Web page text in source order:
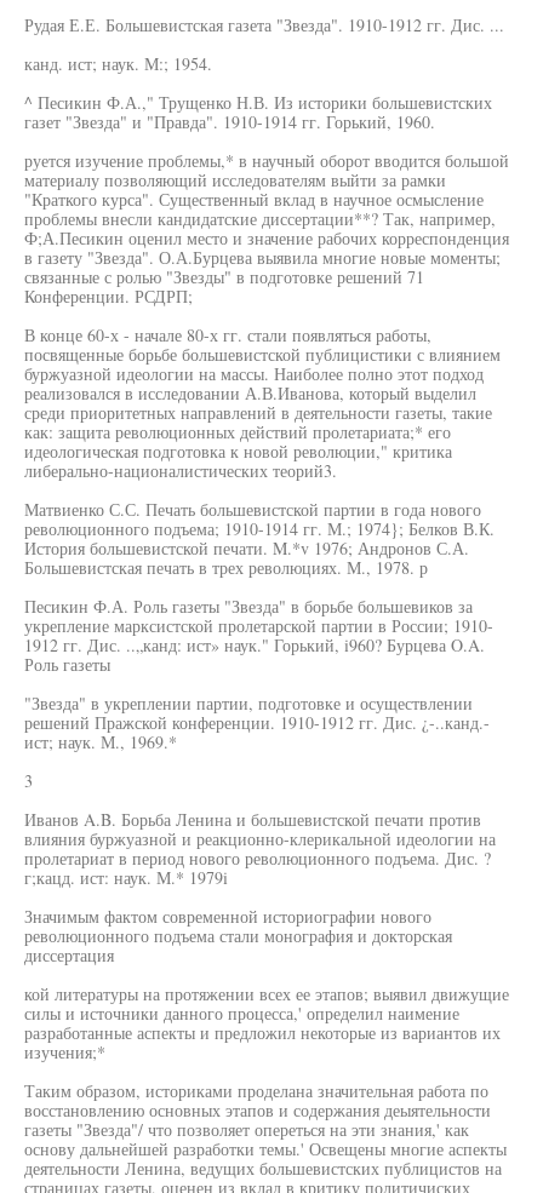
Рудая Е.Е. Большевистская газета "Звезда". 1910-1912 гг. Дис. ...
канд. ист; наук. М:; 1954.
^ Песикин Ф.А.," Трущенко Н.В. Из историки большевистских
газет "Звезда" и "Правда". 1910-1914 гг. Горький, 1960.
руется изучение проблемы,* в научный оборот вводится большой
материалу позволяющий исследователям выйти за рамки
"Краткого курса". Существенный вклад в научное осмысление
проблемы внесли кандидатские диссертации**? Так, например,
Ф;А.Песикин оценил место и значение рабочих корреспонденция
в газету "Звезда". О.А.Бурцева выявила многие новые моменты;
связанные с ролью "Звезды" в подготовке решений 71
Конференции. РСДРП;
В конце 60-х - начале 80-х гг. стали появляться работы,
посвященные борьбе большевистской публицистики с влиянием
буржуазной идеологии на массы. Наиболее полно этот подход
реализовался в исследовании А.В.Иванова, который выделил
среди приоритетных направлений в деятельности газеты, такие
как: защита революционных действий пролетариата;* его
идеологическая подготовка к новой революции," критика
либерально-националистических теорий3.
Матвиенко С.С. Печать большевистской партии в года нового
революционного подъема; 1910-1914 гг. М.; 1974}; Белков В.К.
История большевистской печати. M.*v 1976; Андронов С.А.
Большевистская печать в трех революциях. М., 1978. р
Песикин Ф.А. Роль газеты "Звезда" в борьбе большевиков за
укрепление марксистской пролетарской партии в России; 1910-
1912 гг. Дис. ..„канд: ист» наук." Горький, i960? Бурцева O.A.
Роль газеты
"Звезда" в укреплении партии, подготовке и осуществлении
решений Пражской конференции. 1910-1912 гг. Дис. ¿-..канд.-
ист; наук. М., 1969.*
3
Иванов A.B. Борьба Ленина и большевистской печати против
влияния буржуазной и реакционно-клерикальной идеологии на
пролетариат в период нового революционного подъема. Дис. ?
г;кацд. ист: наук. М.* 1979i
Значимым фактом современной историографии нового
революционного подъема стали монография и докторская
диссертация
кой литературы на протяжении всех ее этапов; выявил движущие
силы и источники данного процесса,' определил наимение
разработанные аспекты и предложил некоторые из вариантов их
изучения;*
Таким образом, историками проделана значительная работа по
восстановлению основных этапов и содержания деыятельности
газеты "Звезда"/ что позволяет опереться на эти знания,' как
основу дальнейшей разработки темы.' Освещены многие аспекты
деятельности Ленина, ведущих большевистских публицистов на
страницах газеты, оценен из вклад в критику политичиских